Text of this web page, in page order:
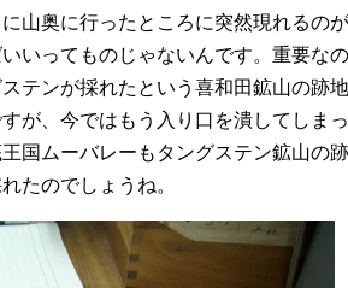
山奥に行ったところに突然現れるの
いってものじゃないんです。重要な
テンが採れたという喜和田鉱山の跡
が、今ではもう入り口を潰してしま
国ムーバレーもタングステン鉱山の
たのでしょうね。